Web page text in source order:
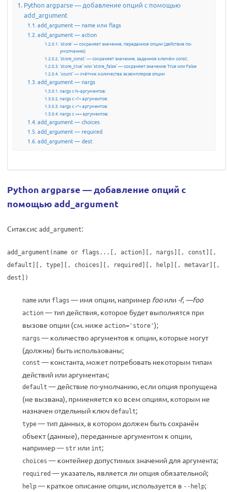
Python argparse — добавление опций с помощью
add_argument
add_argument — name или flags
add_argument — action
‘store’ — сохраняет значение, переданное опции (действие по-
умолчанию)
‘store_const’ — сохраняет значение, заданное ключём const;
‘store_true’ или ‘store_false’ — сохраняет значение True или False
‘count’ — счётчик количества экземпляров опции
add_argument — nargs
nargs с N-аргументов:
nargs с «?» аргументов:
nargs с «*» аргументов:
nargs с «+» аргументов:
add_argument — choices
add_argument — required
add_argument — dest
Python argparse — добавление опций с
помощью add_argument
Ситаксис add_argument:
add_argument(name or flags...[, action][, nargs][, const][,
default][, type][, choices][, required][, help][, metavar][,
dest])
name или flags — имя опции, например fooили -f, —foo
action — тип действия, которое будет выполнятся при
вызове опции (см. ниже action='store' );
nargs — количество аргументов к опции, которые могут
(должны) быть использованы;
const — константа, может потребовать некоторым типам
действий или аргументам;
default — действие по-умолчанию, если опция пропущена
(не вызвана), прмиеняется ко всем опциям, которым не
назначен отдельный ключ default;
type — тип данных, в котором должен быть сохранён
объект (данные), переданные аргументом к опции,
например — str или int;
choices — контейнер допустимых значений для аргумента;
required — указатель, является ли опция обязательной;
help — краткое описание опции, используется в --help;